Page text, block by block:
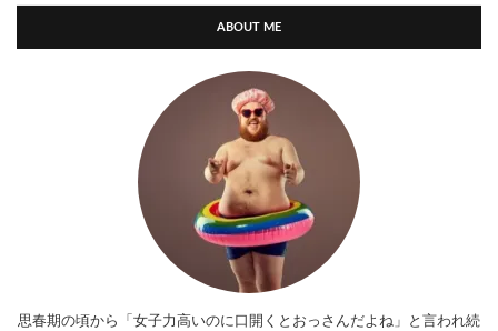
ABOUT ME
思春期の頃から「女子力高いのに口開くとおっさんだよね」と言われ続